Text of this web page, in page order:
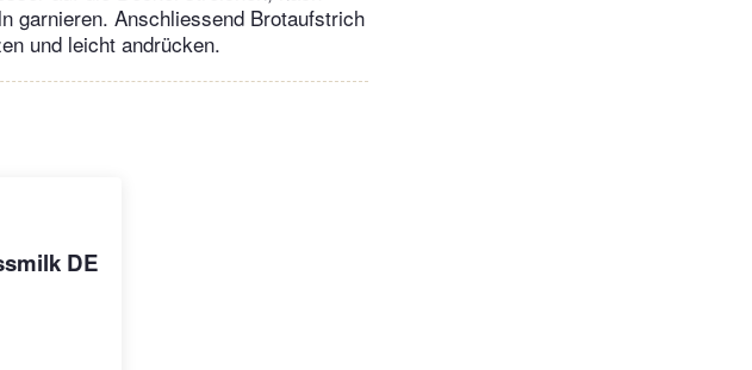
garnieren. Anschliessend Brotaufstrich
und leicht andrücken.
DE